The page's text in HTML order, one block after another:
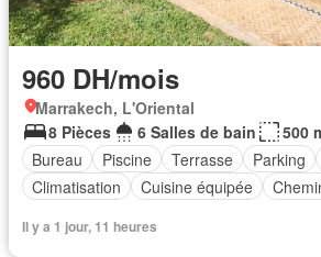
960 DH/mois
Marrakech, L'Oriental
8 Pièces
6 Salles de bain
500
Bureau
Piscine Terrasse Parking
Climatisation
Cuisine équipée
Il y a 1 jour, 11 heures